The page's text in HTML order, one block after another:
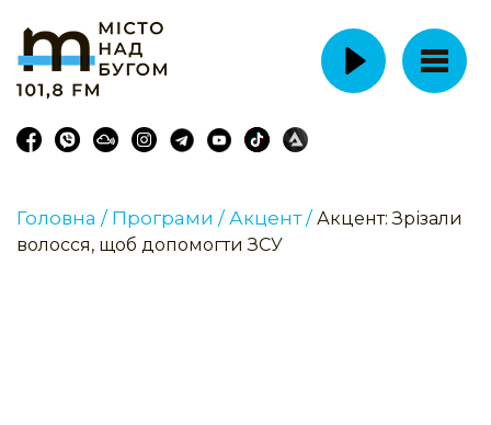
Головна / Програми / Акцент / Акцент: Зрізали
волосся, щоб допомогти ЗСУ